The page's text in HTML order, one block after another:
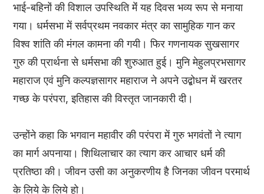
भाई-बहिनों की विशाल उपस्थिति मेंं यह दिवस भव्य रूप से मनाया
गया। धर्मसभा में सर्वप्रथम नवकार मंत्र का सामुहिक गान कर
विश्व शांति की मंगल कामना की गयी। फिर गणनायक सुखसागर
गुरु की प्रार्थना से धर्मसभा की शुरुआत हुई। मुनि मेहुलप्रभसागर
महाराज एवं मुनि कल्पज्ञसागर महाराज ने अपने उद्बोधन में खरतर
गच्छ के परंपरा, इतिहास की विस्तृत जानकारी दी।
उन्होंने कहा कि भगवान महावीर की परंपरा में गुरु भगवंतों ने त्याग
का मार्ग अपनाया। शिथिलाचार का त्याग कर आचार धर्म की
प्रतिष्ठा की। जीवन उसी का अनुकरणीय है जिनका जीवन परमार्थ
के लिये के लिये हो।